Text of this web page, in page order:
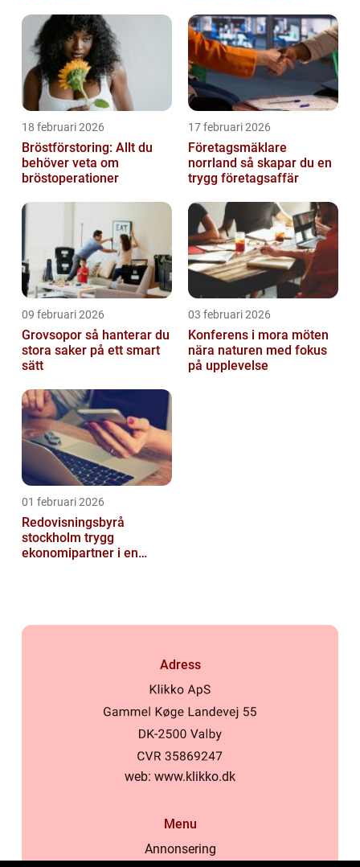
18 februari 2026
Bröstförstoring: Allt du
behöver veta om
bröstoperationer
17 februari 2026
Företagsmäklare
norrland så skapar du en
trygg företagsaffär
09 februari 2026
Grovsopor så hanterar du
stora saker på ett smart
sätt
03 februari 2026
Konferens i mora möten
nära naturen med fokus
på upplevelse
01 februari 2026
Redovisningsbyrå
stockholm trygg
ekonomipartner i en
Adress
web: www.klikko.dk
Menu
Annonsering